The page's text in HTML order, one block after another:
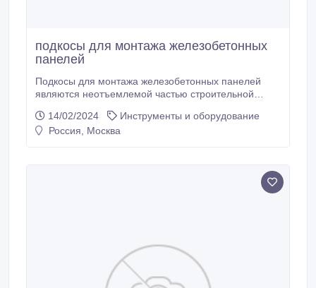
подкосы для монтажа железобетонных
панелей
Подкосы для монтажа железобетонных панелей
являются неотъемлемой частью строительной
строительной оснастки. Подкосы служат для
временной поддержки или фиксации
14/02/2024
Инструменты и оборудование
Россия, Москва